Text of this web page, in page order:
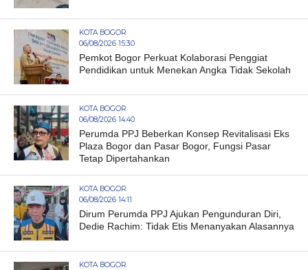
KOTA BOGOR
06/08/2026 15:30
Pemkot Bogor Perkuat Kolaborasi Penggiat
Pendidikan untuk Menekan Angka Tidak Sekolah
KOTA BOGOR
06/08/2026 14:40
Perumda PPJ Beberkan Konsep Revitalisasi Eks
Plaza Bogor dan Pasar Bogor, Fungsi Pasar
Tetap Dipertahankan
KOTA BOGOR
06/08/2026 14:11
Dirum Perumda PPJ Ajukan Pengunduran Diri,
Dedie Rachim: Tidak Etis Menanyakan Alasannya
KOTA BOGOR